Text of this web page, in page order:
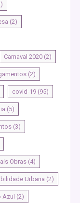
(2)
Carnaval 2020 (2)
(2)
covid-19 (95)
(5)
(3)
Obras (4)
Urbana (2)
Azul (2)